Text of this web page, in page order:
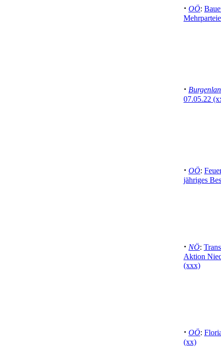
· OÖ:
·
07.05.22
· OÖ:
jähriges
· NÖ:
Aktion
(xxx)
· OÖ:
(xx)